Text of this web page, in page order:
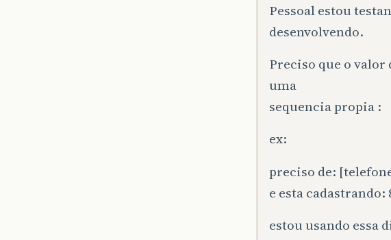
Pessoal estou
desenvolvendo.
Preciso que o valor
uma
sequencia propia :
ex:
preciso de:
e esta cadastrando:
estou usando essa